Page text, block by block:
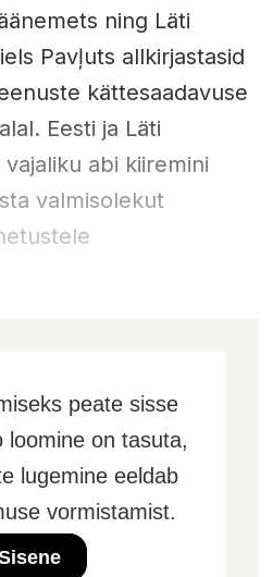
ning Läti
Pavļuts allkirjastasid
kättesaadavuse
Eesti ja Läti
abi kiiremini
valmisolekut
peate sisse
loomine on tasuta,
lugemine eeldab
vormistamist.